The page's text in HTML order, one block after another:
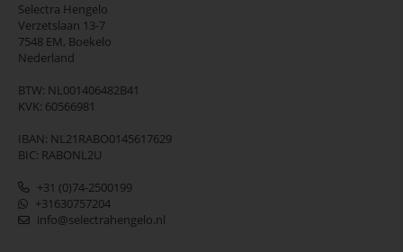
Selectra Hengelo
Verzetslaan 13-7
7548 EM, Boekelo
Nederland
BTW: NL001406482B41
KVK: 60566981
IBAN: NL21RABO0145617629
BIC: RABONL2U
+31 (0)74-2500199
+31630757204
info@selectrahengelo.nl